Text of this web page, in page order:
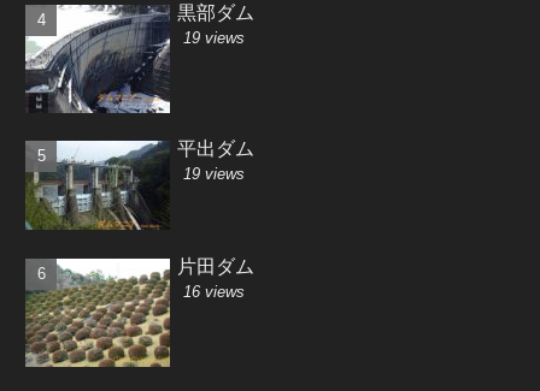
黒部ダム
19 views
平出ダム
19 views
片田ダム
16 views